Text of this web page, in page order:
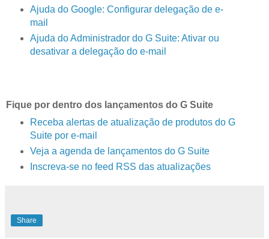
Ajuda do Google: Configurar delegação de e-
mail
Ajuda do Administrador do G Suite: Ativar ou
desativar a delegação do e-mail
Fique por dentro dos lançamentos do G Suite
Receba alertas de atualização de produtos do G
Suite por e-mail
Veja a agenda de lançamentos do G Suite
Inscreva-se no feed RSS das atualizações
Share